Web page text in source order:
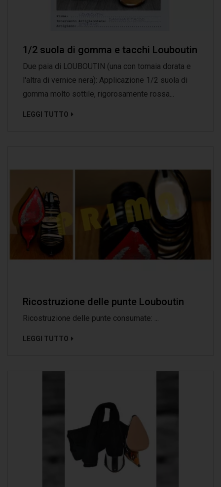
1/2 suola di gomma e tacchi Louboutin
Due paia di LOUBOUTIN (una con tomaia dorata e
l'altra di vernice nera): Applicazione 1/2 suola di
gomma molto sottile, rigorosamente rossa...
LEGGI TUTTO
Ricostruzione delle punte Louboutin
Ricostruzione delle punte consumate: ...
LEGGI TUTTO